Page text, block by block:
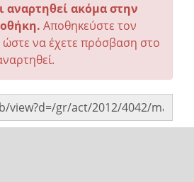
αναρτηθεί ακόμα στην
Αποθηκεύστε τον
να έχετε πρόσβαση στο